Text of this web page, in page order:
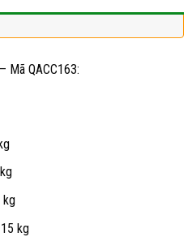
Mã QACC163:
kg
kg